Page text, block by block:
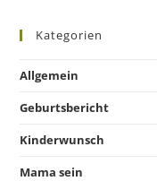
Kategorien
Allgemein
Geburtsbericht
Kinderwunsch
Mama sein